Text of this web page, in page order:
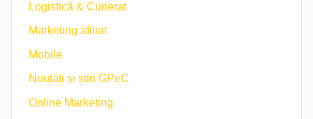
Logistică & Curierat
Marketing afiliat
Mobile
Noutăți și știri GPeC
Online Marketing